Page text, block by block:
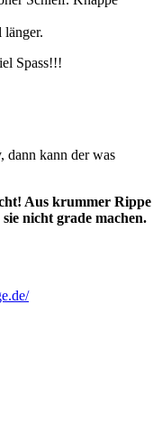
länger.
Spass!!!
dann kann der was
Aus krummer Rippe
nicht grade machen.